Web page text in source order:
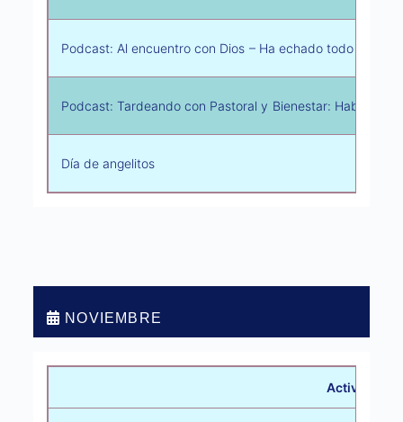
Podcast: Al encuentro con Dios – Ha echado todo lo que
Podcast: Tardeando con Pastoral y Bienestar: Hablemos
Día de angelitos
NOVIEMBRE
Actividad